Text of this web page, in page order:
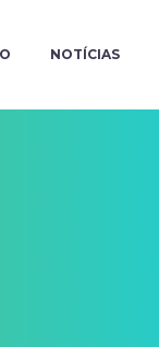
NOTÍCIAS